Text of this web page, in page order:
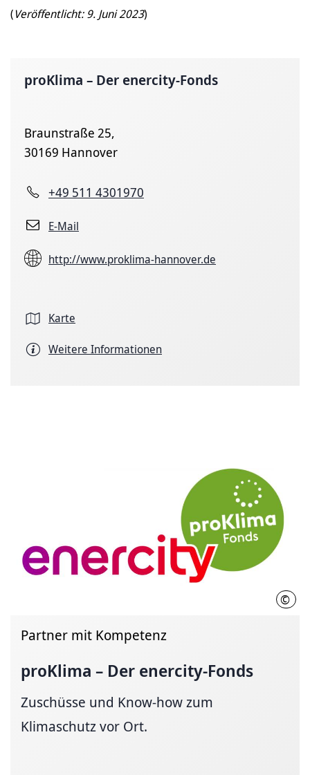
(Veröffentlicht: 9. Juni 2023)
proKlima – Der enercity-Fonds
Braunstraße 25,
30169 Hannover
+49 511 4301970
E-Mail
http://www.proklima-hannover.de
Karte
Weitere Informationen
©
Partner mit Kompetenz
proKlima – Der enercity-Fonds
Zuschüsse und Know-how zum
Klimaschutz vor Ort.